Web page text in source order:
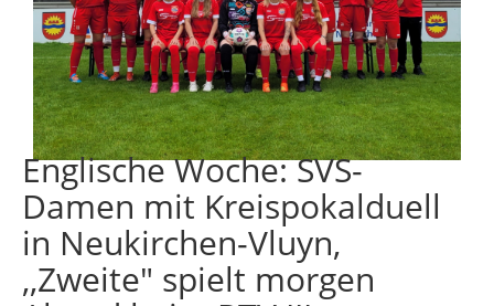
Englische Woche: SVS-
Damen mit Kreispokalduell
in Neukirchen-Vluyn,
,,Zweite" spielt morgen